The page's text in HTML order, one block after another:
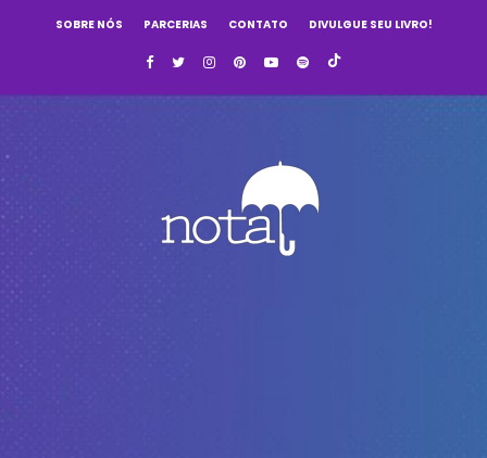
SOBRE NÓS PARCERIAS CONTATO DIVULGUE SEU LIVRO!